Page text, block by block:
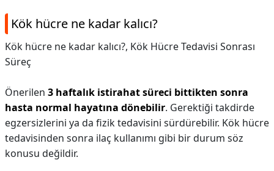
Kök hücre ne kadar kalıcı?
Kök hücre ne kadar kalıcı?, Kök Hücre Tedavisi Sonrası
Süreç
Önerilen 3 haftalık istirahat süreci bittikten sonra
hasta normal hayatına dönebilir. Gerektiği takdirde
egzersizlerini ya da fizik tedavisini sürdürebilir. Kök hücre
tedavisinden sonra ilaç kullanımı gibi bir durum söz
konusu değildir.